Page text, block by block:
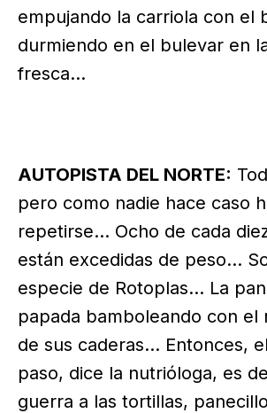
empujando la carriola con el
durmiendo en el bulevar en
fresca…
AUTOPISTA DEL NORTE:
pero como nadie hace caso
repetirse… Ocho de cada
están excedidas de peso…
especie de Rotoplas… La
papada bamboleando con el
de sus caderas… Entonces,
paso, dice la nutrióloga, es
guerra a las tortillas,